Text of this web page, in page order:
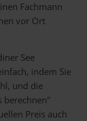
Fachmann
vor Ort
See
indem Sie
und die
berechnen"
Preis auch